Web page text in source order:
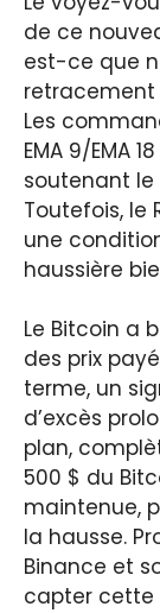
de ce
est-ce que
retracement
Les
EMA 9/EMA
soutenant
Toutefois, le
une
haussière
Le Bitcoin a
des prix
terme, un
d’excès
plan,
500 $ du
maintenue,
la hausse.
Binance et
capter cette